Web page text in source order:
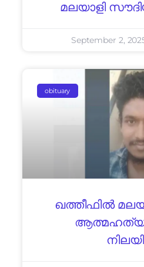
മലയാളി
September 2,
obituary
ഖത്തീഫില്‍
ആത്മഹത്യ